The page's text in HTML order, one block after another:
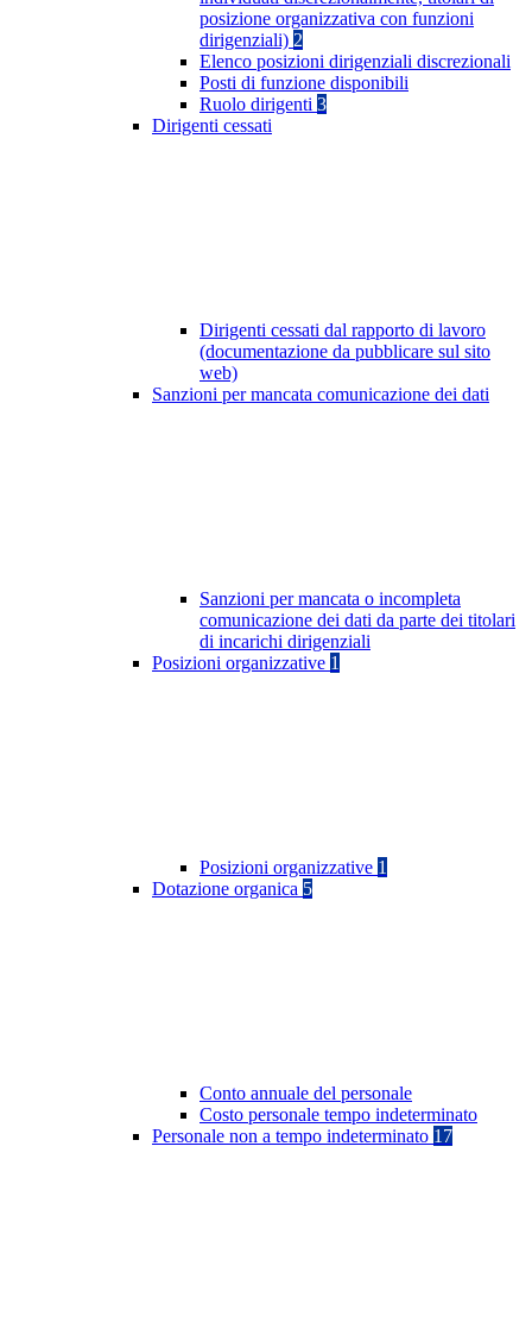
posizione organizzativa con funzioni
dirigenziali) 2
Elenco posizioni dirigenziali discrezionali
Posti di funzione disponibili
Ruolo dirigenti 3
Dirigenti cessati
Dirigenti cessati dal rapporto di lavoro
(documentazione da pubblicare sul sito
web)
Sanzioni per mancata comunicazione dei dati
Sanzioni per mancata o incompleta
comunicazione dei dati da parte dei titolari
di incarichi dirigenziali
Posizioni organizzative 1
Posizioni organizzative 1
Dotazione organica 5
Conto annuale del personale
Costo personale tempo indeterminato
Personale non a tempo indeterminato 17